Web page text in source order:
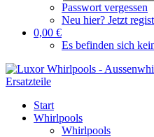
Passwort vergessen
Neu hier? Jetzt
0,00 €
Es befinden sich
Start
Whirlpools
Whirlpools